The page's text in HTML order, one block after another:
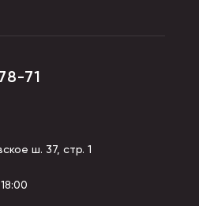
71
ш. 37, стр. 1